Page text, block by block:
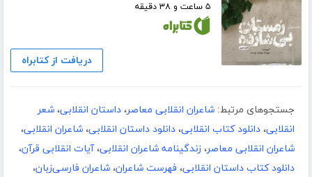
۵ ساعت و ۳۸ دقیقه
دریافت از کتابراه
جستجوهای مرتبط: شاعران انقلابی معاصر، داستان انقلابی، شعر
انقلابی، دانلود کتاب انقلابی، دانلود داستان انقلابی، شاعران انقلابی،
شاعران انقلابی معاصر، زندگینامه شاعران انقلابی،آیات انقلابی قرآن،
دانلود کتاب داستان انقلابی، فهرست شاعران، شاعران فارسی‌زبان،